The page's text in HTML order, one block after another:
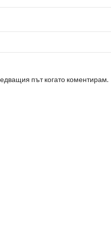
път когато коментирам.